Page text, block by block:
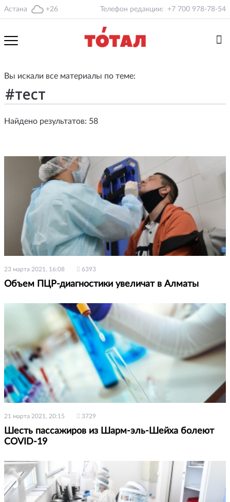
Астана +26 Телефон редакции: +7 700 978-78-54
Вы искали все материалы по теме:
Найдено результатов: 58
23 марта 2021, 16:08 6393
Объем ПЦР-диагностики увеличат в Алматы
21 марта 2021, 20:15 3729
Шесть пассажиров из Шарм-эль-Шейха болеют
COVID-19